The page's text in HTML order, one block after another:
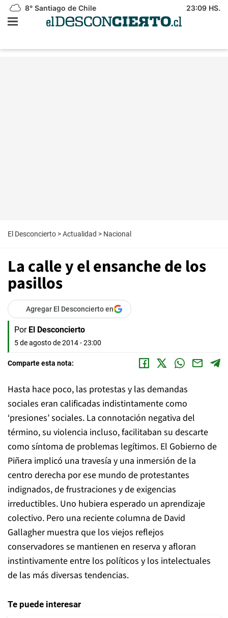
8° Santiago de Chile 23:09 HS.
El Desconcierto >Actualidad > Nacional
La calle y el ensanche de los
pasillos
Agregar El Desconcierto en
Por El Desconcierto
5 de agosto de 2014 - 23:00
Comparte esta nota:
Hasta hace poco, las protestas y las demandas
sociales eran calificadas indistintamente como
‘presiones’ sociales. La connotación negativa del
término, su violencia incluso, facilitaban su descarte
como síntoma de problemas legítimos. El Gobierno de
Piñera implicó una travesía y una inmersión de la
centro derecha por ese mundo de protestantes
indignados, de frustraciones y de exigencias
irreductibles. Uno hubiera esperado un aprendizaje
colectivo. Pero una reciente columna de David
Gallagher muestra que los viejos reflejos
conservadores se mantienen en reserva y afloran
instintivamente entre los políticos y los intelectuales
de las más diversas tendencias.
Te puede interesar